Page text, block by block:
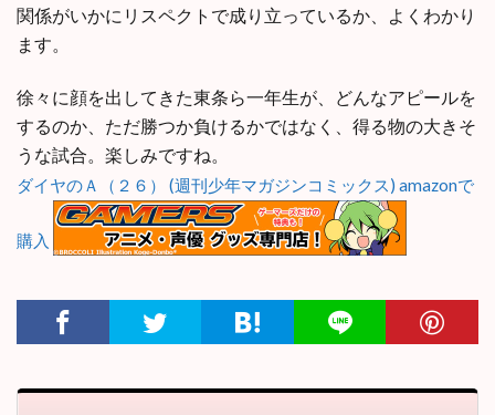
関係がいかにリスペクトで成り立っているか、よくわかり
ます。
徐々に顔を出してきた東条ら一年生が、どんなアピールを
するのか、ただ勝つか負けるかではなく、得る物の大きそ
うな試合。楽しみですね。
ダイヤのＡ（２６） (週刊少年マガジンコミックス) amazonで
購入